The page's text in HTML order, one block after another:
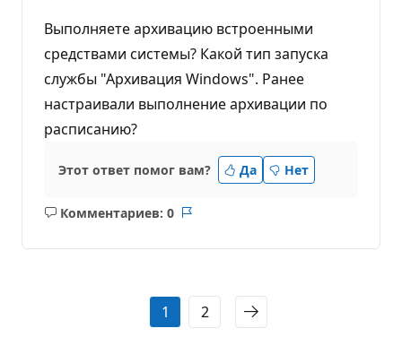
Выполняете архивацию встроенными
средствами системы? Какой тип запуска
службы "Архивация Windows". Ранее
настраивали выполнение архивации по
расписанию?
Этот ответ помог вам? Да Нет
Комментариев: 0
Без
1 2